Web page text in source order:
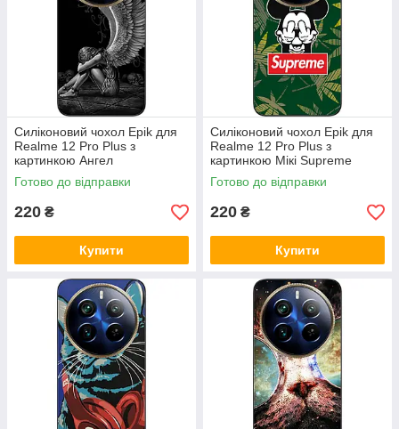
Силіконовий чохол Epik для
Realme 12 Pro Plus з
картинкою Ангел
Готово до відправки
220 ₴
Купити
Силіконовий чохол Epik для
Realme 12 Pro Plus з
картинкою Мікі Supreme
Готово до відправки
220 ₴
Купити